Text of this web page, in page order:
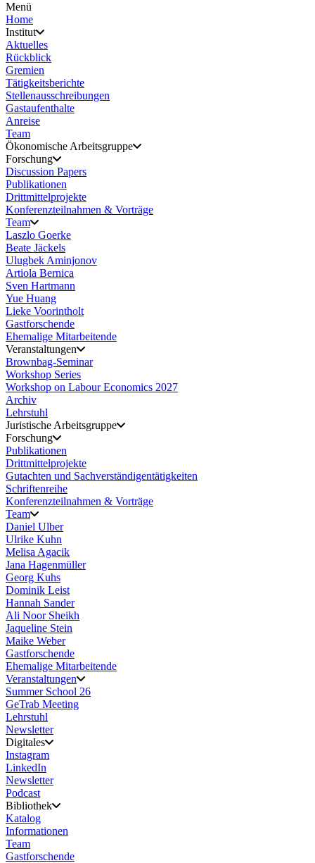
Menü
Home
Institut
Aktuelles
Rückblick
Gremien
Tätigkeitsberichte
Stellenausschreibungen
Gastaufenthalte
Anreise
Team
Ökonomische Arbeitsgruppe
Forschung
Discussion Papers
Publikationen
Drittmittelprojekte
Konferenzteilnahmen & Vorträge
Team
Laszlo Goerke
Beate Jäckels
Ulugbek Aminjonov
Artiola Bernica
Sven Hartmann
Yue Huang
Lieke Voorintholt
Gastforschende
Ehemalige Mitarbeitende
Veranstaltungen
Brownbag-Seminar
Workshop Series
Workshop on Labour Economics 2027
Archiv
Lehrstuhl
Juristische Arbeitsgruppe
Forschung
Publikationen
Drittmittelprojekte
Gutachten und Sachverständigentätigkeiten
Schriftenreihe
Konferenzteilnahmen & Vorträge
Team
Daniel Ulber
Ulrike Kuhn
Melisa Agacik
Jana Hagenmüller
Georg Kuhs
Dominik Leist
Hannah Sander
Ali Noor Sheikh
Jaqueline Stein
Maike Weber
Gastforschende
Ehemalige Mitarbeitende
Veranstaltungen
Summer School 26
GeTrab Meeting
Lehrstuhl
Newsletter
Digitales
Instagram
LinkedIn
Newsletter
Podcast
Bibliothek
Katalog
Informationen
Team
Gastforschende